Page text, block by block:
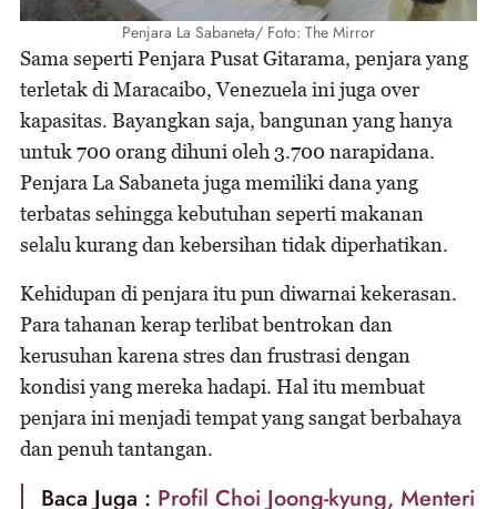
Penjara La Sabaneta/ Foto: The Mirror
Sama seperti Penjara Pusat Gitarama, penjara yang
terletak di Maracaibo, Venezuela ini juga over
kapasitas. Bayangkan saja, bangunan yang hanya
untuk 700 orang dihuni oleh 3.700 narapidana.
Penjara La Sabaneta juga memiliki dana yang
terbatas sehingga kebutuhan seperti makanan
selalu kurang dan kebersihan tidak diperhatikan.
Kehidupan di penjara itu pun diwarnai kekerasan.
Para tahanan kerap terlibat bentrokan dan
kerusuhan karena stres dan frustrasi dengan
kondisi yang mereka hadapi. Hal itu membuat
penjara ini menjadi tempat yang sangat berbahaya
dan penuh tantangan.
Baca Juga : Profil Choi Joong-kyung, Menteri